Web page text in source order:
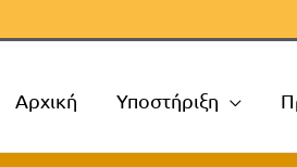
Αρχική Υποστήριξη